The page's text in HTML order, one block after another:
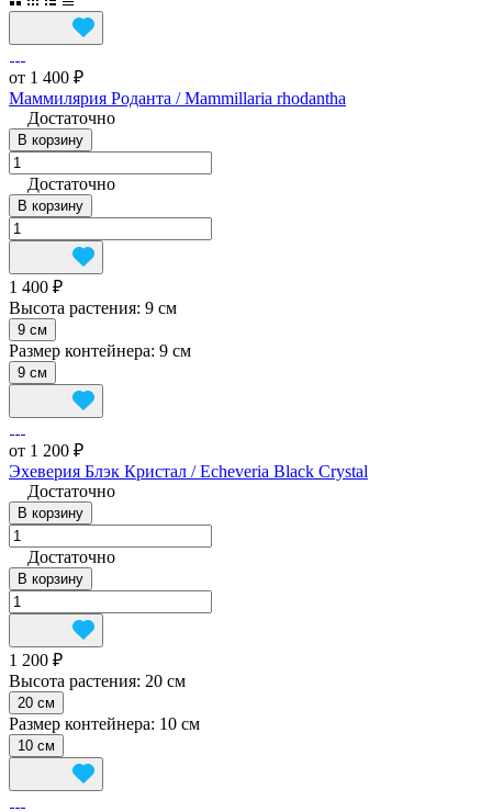
от 1 400 ₽
Маммилярия Роданта / Mammillaria rhodantha
Достаточно
В корзину
Достаточно
В корзину
1 400 ₽
Высота растения: 9 см
9 см
Размер контейнера: 9 см
9 см
от 1 200 ₽
Эхеверия Блэк Кристал / Echeveria Black Crystal
Достаточно
В корзину
Достаточно
В корзину
1 200 ₽
Высота растения: 20 см
20 см
Размер контейнера: 10 см
10 см